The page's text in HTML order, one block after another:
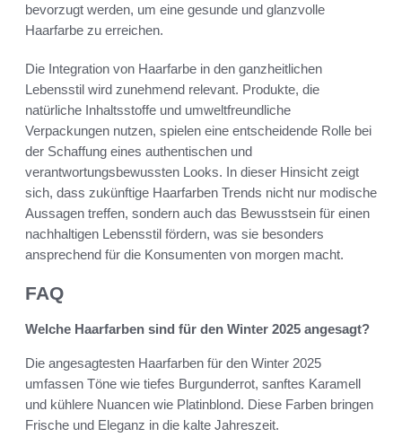
bevorzugt werden, um eine gesunde und glanzvolle
Haarfarbe zu erreichen.
Die Integration von Haarfarbe in den ganzheitlichen
Lebensstil wird zunehmend relevant. Produkte, die
natürliche Inhaltsstoffe und umweltfreundliche
Verpackungen nutzen, spielen eine entscheidende Rolle bei
der Schaffung eines authentischen und
verantwortungsbewussten Looks. In dieser Hinsicht zeigt
sich, dass zukünftige Haarfarben Trends nicht nur modische
Aussagen treffen, sondern auch das Bewusstsein für einen
nachhaltigen Lebensstil fördern, was sie besonders
ansprechend für die Konsumenten von morgen macht.
FAQ
Welche Haarfarben sind für den Winter 2025 angesagt?
Die angesagtesten Haarfarben für den Winter 2025
umfassen Töne wie tiefes Burgunderrot, sanftes Karamell
und kühlere Nuancen wie Platinblond. Diese Farben bringen
Frische und Eleganz in die kalte Jahreszeit.